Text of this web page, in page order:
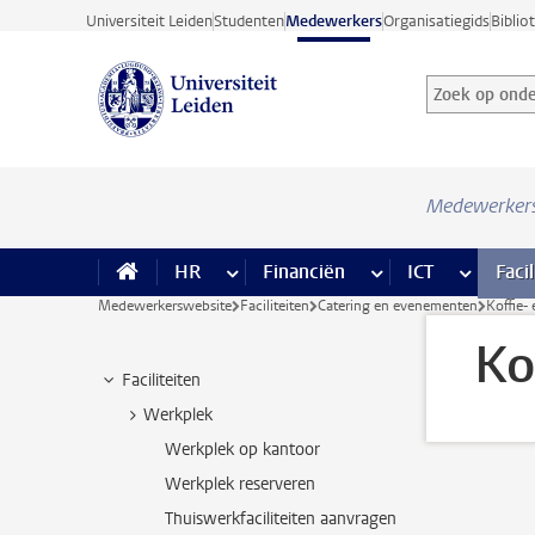
Ga direct naar de inhoud
Universiteit LeidenStudentenMedewerkersOrganisatiegids
Zoek op
Zoekterm
HR meer HR pagina’s
Financiën meer Financiën
ICT meer ICT
Medewerkerswebsite Faciliteiten Catering en evenementen Koffie-
Faciliteiten
Werkplek
Werkplek op kantoor
Werkplek reserveren
Thuiswerkfaciliteiten aanvragen